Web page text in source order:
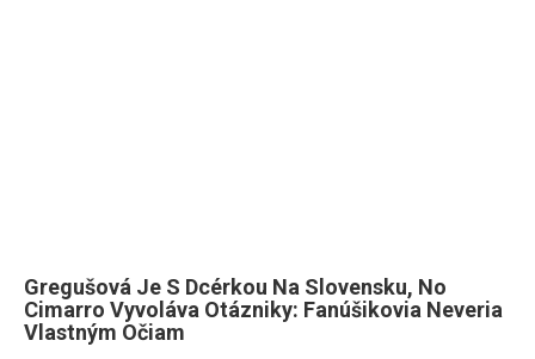
Gregušová Je S Dcérkou Na Slovensku, No
Cimarro Vyvoláva Otázniky: Fanúšikovia Neveria
Vlastným Očiam